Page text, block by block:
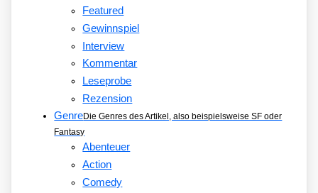
Featured
Gewinnspiel
Interview
Kommentar
Leseprobe
Rezension
GenreDie Genres des Artikel, also beispielsweise SF oder
Fantasy
Abenteuer
Action
Comedy